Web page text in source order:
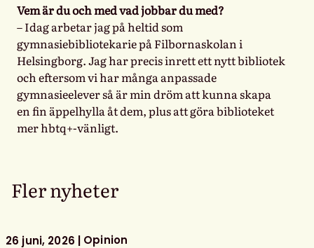
Vem är du och med vad jobbar du med?
– Idag arbetar jag på heltid som
gymnasiebibliotekarie på Filbornaskolan i
Helsingborg. Jag har precis inrett ett nytt bibliotek
och eftersom vi har många anpassade
gymnasieelever så är min dröm att kunna skapa
en fin äppelhylla åt dem, plus att göra biblioteket
mer hbtq+-vänligt.
Fler nyheter
26 juni, 2026 Opinion